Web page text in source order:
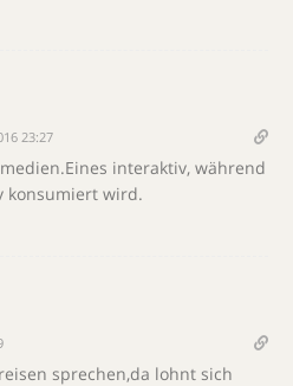
23:27
interaktiv, während
konsumiert wird.
sprechen,da lohnt sich